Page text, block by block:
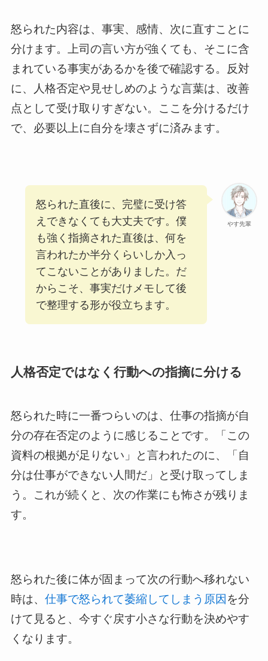
怒られた内容は、事実、感情、次に直すことに
分けます。上司の言い方が強くても、そこに含
まれている事実があるかを後で確認する。反対
に、人格否定や見せしめのような言葉は、改善
点として受け取りすぎない。ここを分けるだけ
で、必要以上に自分を壊さずに済みます。
やす先輩
怒られた直後に、完璧に受け答
えできなくても大丈夫です。僕
も強く指摘された直後は、何を
言われたか半分くらいしか入っ
てこないことがありました。だ
からこそ、事実だけメモして後
で整理する形が役立ちます。
人格否定ではなく行動への指摘に分ける
怒られた時に一番つらいのは、仕事の指摘が自
分の存在否定のように感じることです。「この
資料の根拠が足りない」と言われたのに、「自
分は仕事ができない人間だ」と受け取ってしま
う。これが続くと、次の作業にも怖さが残りま
す。
怒られた後に体が固まって次の行動へ移れない
時は、 仕事で怒られて萎縮してしまう原因 を分
けて見ると、今すぐ戻す小さな行動を決めやす
くなります。